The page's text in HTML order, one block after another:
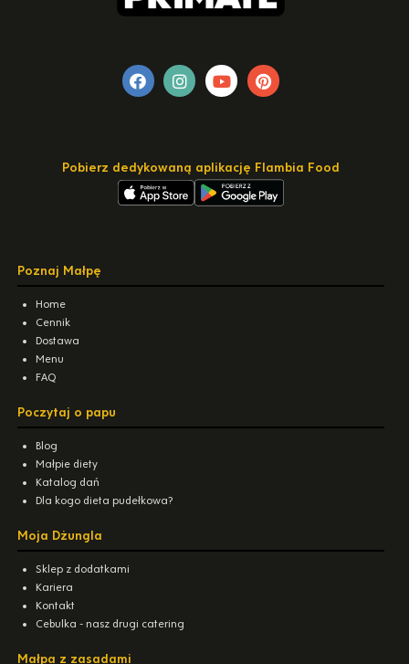
Pobierz dedykowaną aplikację Flambia Food
Poznaj Małpę
Home
Cennik
Dostawa
Menu
FAQ
Poczytaj o papu
Blog
Małpie diety
Katalog dań
Dla kogo dieta pudełkowa?
Moja Dżungla
Sklep z dodatkami
Kariera
Kontakt
Cebulka - nasz drugi catering
Małpa z zasadami